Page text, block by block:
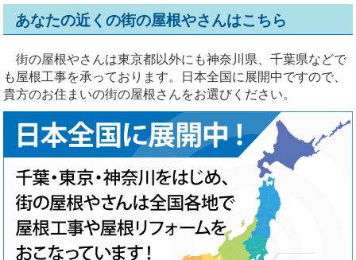
あなたの近くの街の屋根やさんはこちら
街の屋根やさんは東京都以外にも神奈川県、千葉県などで
も屋根工事を承っております。日本全国に展開中ですので、
貴方のお住まいの街の屋根さんをお選びください。